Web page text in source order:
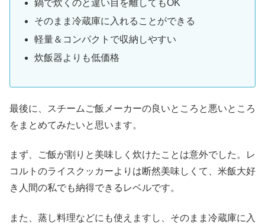
鍋で炊くのと違い目を離してもOK
そのまま冷蔵庫に入れることができる
軽量＆コンパクトで収納しやすい
炊飯器よりも低価格
最後に、スチームご飯メーカーの良いところと悪いところ
をまとめてみたいと思います。
まず、ご飯が割りと美味しく炊けたことは意外でした。レ
コルトのライスクッカーよりは断然美味しくて、米飯大好
き人間の私でも納得できるレベルです。
また、蒸し料理などにも使えますし、そのまま冷蔵庫に入